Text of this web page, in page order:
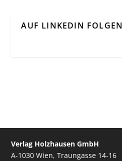
AUF LINKEDIN FOLGEN
Verlag Holzhausen GmbH
A-1030 Wien, Traungasse 14-16